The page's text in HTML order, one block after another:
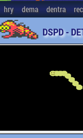
hry dema dentra
DSPD -